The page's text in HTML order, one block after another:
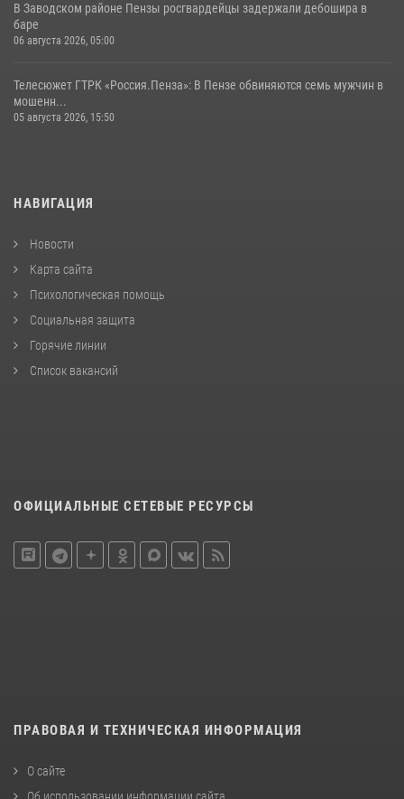
В Заводском районе Пензы росгвардейцы задержали дебошира в
баре
06 августа 2026, 05:00
Телесюжет ГТРК «Россия.Пенза»: В Пензе обвиняются семь мужчин в
мошенн...
05 августа 2026, 15:50
НАВИГАЦИЯ
Новости
Карта сайта
Психологическая помощь
Социальная защита
Горячие линии
Список вакансий
ОФИЦИАЛЬНЫЕ СЕТЕВЫЕ РЕСУРСЫ
ПРАВОВАЯ И ТЕХНИЧЕСКАЯ ИНФОРМАЦИЯ
О сайте